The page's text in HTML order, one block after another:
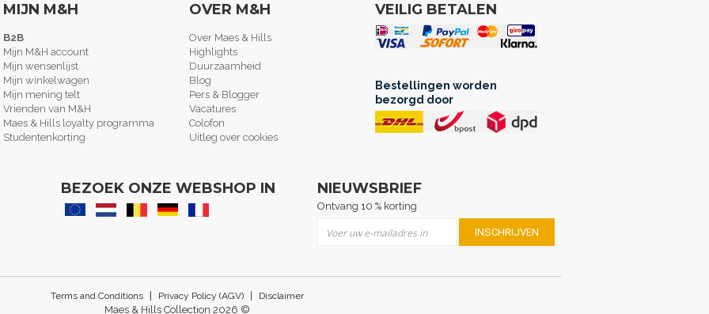
MIJN M&H
B2B
Mijn M&H account
Mijn wensenlijst
Mijn winkelwagen
Mijn mening telt
Vrienden van M&H
Maes & Hills loyalty programma
Studentenkorting
OVER M&H
Over Maes & Hills
Highlights
Duurzaamheid
Blog
Pers & Blogger
Vacatures
Colofon
Uitleg over cookies
VEILIG BETALEN
Bestellingen worden
bezorgd door
BEZOEK ONZE WEBSHOP IN NIEUWSBRIEF
Ontvang 10 % korting
INSCHRIJVEN
Terms and Conditions Privacy Policy (AGV) Disclaimer
Maes & Hills Collection 2026 ©